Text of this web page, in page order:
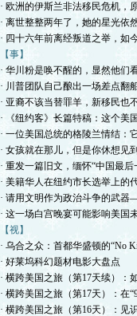
· 欧洲的伊斯兰非法移民危机，
· 离世整整两年了，她的星光依
· 四十六年前离经叛道之举，如
【事】
· 华川粉是唤不醒的，显然他们
· 川普团队自己酿出一场差点翻
· 亚裔不该当替罪羊，新移民也
· 《纽约客》长篇特稿：这个美
· 一位美国总统的格陵兰情结：
· 女孩就在那儿，但是你休想见
· 重发一篇旧文，缅怀“中国最后
· 美籍华人在纽约市长选举上的
· 请用文明作为政治斗争的武
· 这一场白宫晚宴可能影响美国
【视】
· 乌合之众：首都华盛顿的“No
· 好莱坞科幻题材电影大盘点
· 横跨美国之旅（第17天续）：
· 横跨美国之旅（第17天）：在
· 横跨美国之旅（第16天）：见